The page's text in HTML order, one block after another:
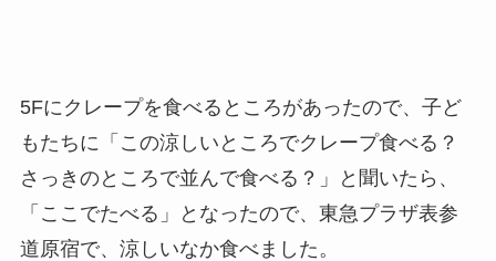
5Fにクレープを食べるところがあったので、子ど
もたちに「この涼しいところでクレープ食べる？
さっきのところで並んで食べる？」と聞いたら、
「ここでたべる」となったので、東急プラザ表参
道原宿で、涼しいなか食べました。